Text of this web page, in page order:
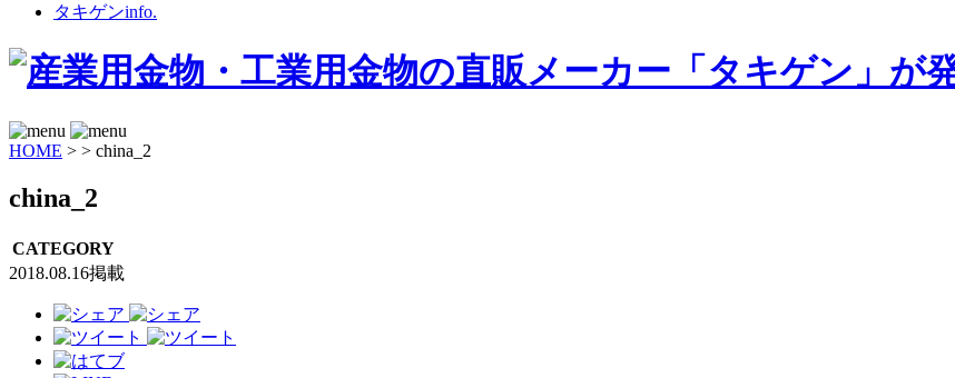
タキゲンinfo.
HOME > > china_2
china_2
CATEGORY
2018.08.16掲載